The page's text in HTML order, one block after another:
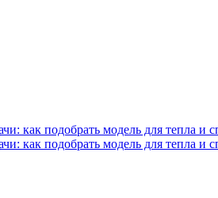
как подобрать модель для тепла и
как подобрать модель для тепла и